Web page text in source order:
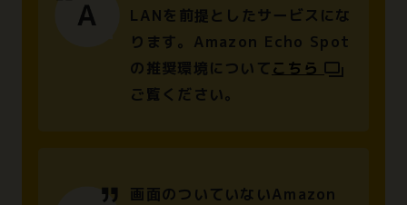
LANを前提としたサービスにな
ります。Amazon Echo Spot
の推奨環境についてこちら
ご覧ください。
画面のついていないAmazon